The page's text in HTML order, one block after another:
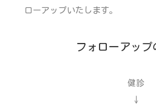
ローアップいたします。
フォローアップ
健診
↓